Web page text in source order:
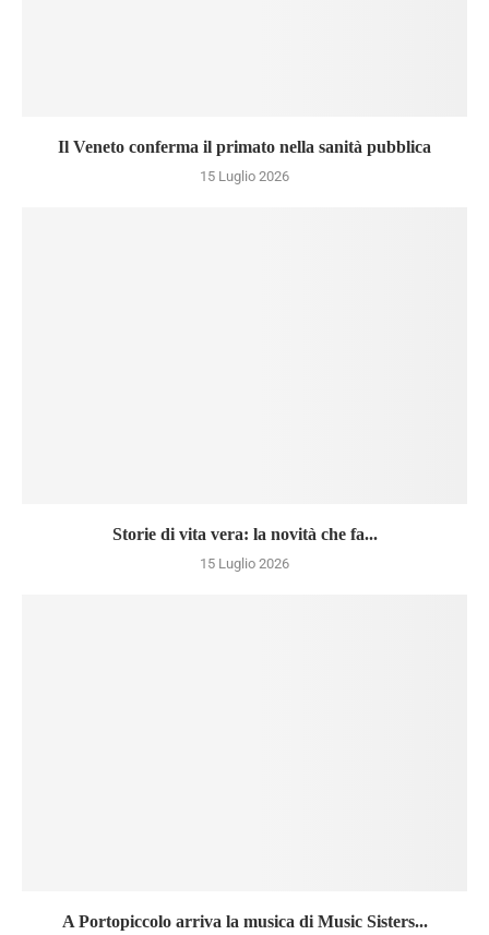
Il Veneto conferma il primato nella sanità pubblica
15 Luglio 2026
Storie di vita vera: la novità che fa...
15 Luglio 2026
A Portopiccolo arriva la musica di Music Sisters...